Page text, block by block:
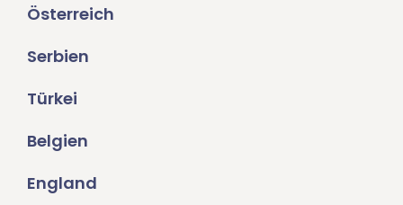
Österreich
Serbien
Türkei
Belgien
England